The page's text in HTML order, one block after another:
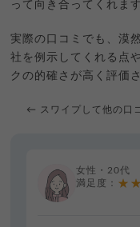
って向き合ってくれます
実際の口コミでも、漠
社を例示してくれる点
クの的確さが高く評価
← スワイプして他の口
女性・20代
満足度：